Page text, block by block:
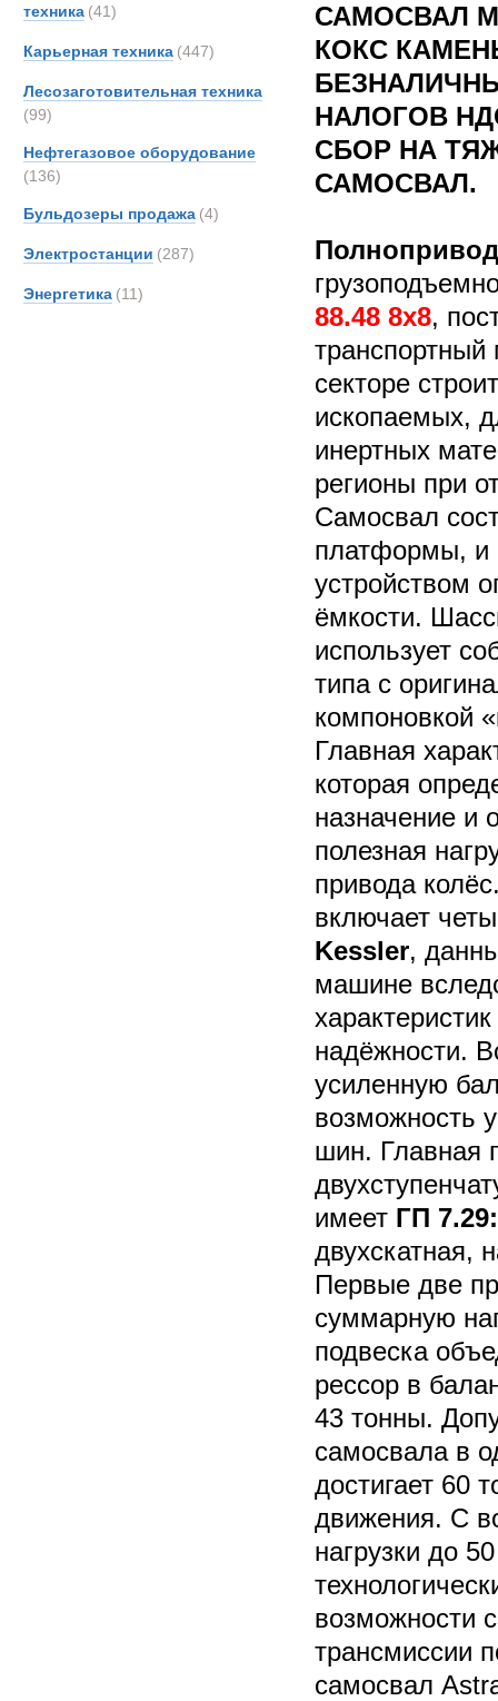
техника (41)
Карьерная техника (447)
Лесозаготовительная техника
(99)
Нефтегазовое оборудование
(136)
Бульдозеры продажа (4)
Электростанции (287)
Энергетика (11)
САМОСВАЛ
КОКС
НАЛОГОВ
СБОР НА
САМОСВАЛ.
88.48 8x8,
секторе
ископаемых,
инертных
регионы при
Самосвал
платформы, и
устройством
ёмкости.
использует
типа с
компоновкой
Главная
которая
назначение и
полезная
привода
включает
Kessler,
машине
надёжности.
усиленную
возможность
шин. Главная
имеет ГП
двухскатная,
Первые две
суммарную
подвеска
рессор в
43 тонны.
самосвала в
достигает 60
движения. С
нагрузки до
возможности
трансмиссии
самосвал